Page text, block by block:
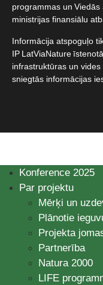
programmas un
ministrijas finansiālu
Informācija atspoguļo
IP LatViaNature
infrastruktūras un
sniegtās informācijas
Konference 2025
Par projektu
Mērķi un
Plānotie
Projekta
Partnerība
Natura 2000
LIFE